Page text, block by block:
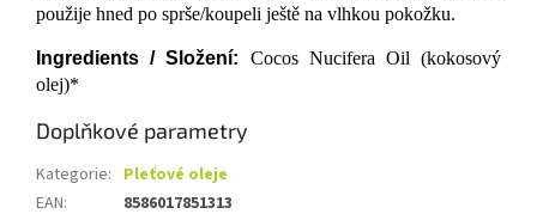
použije hned po sprše/koupeli ještě na vlhkou pokožku.
Ingredients / Složení: Cocos Nucifera Oil (kokosový
olej)*
Doplňkové parametry
Kategorie: Pleťové oleje
EAN: 8586017851313